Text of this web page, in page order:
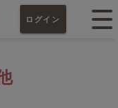
ログイン